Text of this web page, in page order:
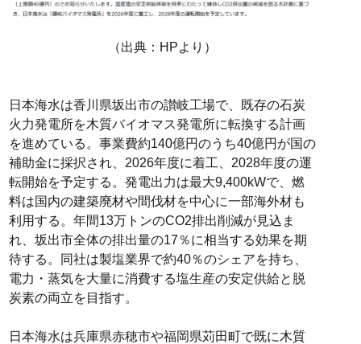
（出典：HPより）
日本海水は香川県坂出市の讃岐工場で、既存の石炭
火力発電所を木質バイオマス発電所に転換する計画
を進めている。事業費約140億円のうち40億円が国の
補助金に採択され、2026年度に着工、2028年度の運
転開始を予定する。発電出力は最大9,400kWで、燃
料は国内の建築廃材や間伐材を中心に一部海外材も
利用する。年間13万トンのCO2排出削減が見込ま
れ、坂出市全体の排出量の17％に相当する効果を期
待する。同社は製塩業界で約40％のシェアを持ち、
電力・蒸気を大量に消費する塩生産の安定供給と脱
炭素の両立を目指す。
日本海水は兵庫県赤穂市や福岡県苅田町で既に木質